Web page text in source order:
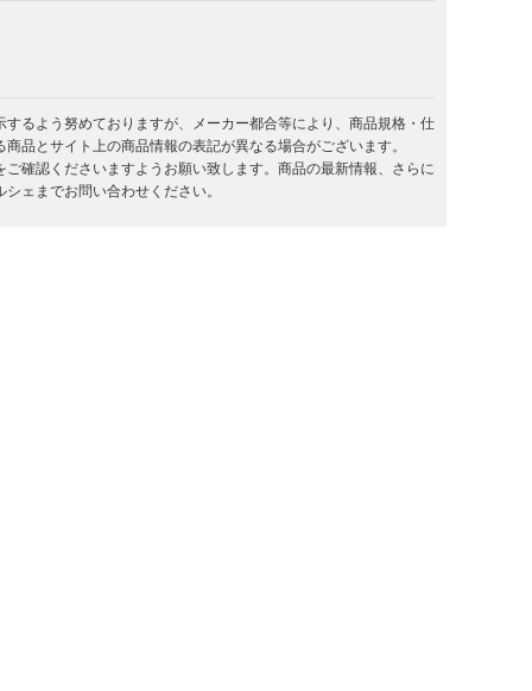
るよう努めておりますが、メーカー都合等により、商品規格・仕
品とサイト上の商品情報の表記が異なる場合がございます。
確認くださいますようお願い致します。商品の最新情報、さらに
ェまでお問い合わせください。